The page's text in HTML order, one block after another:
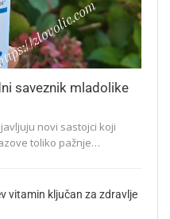
saveznik mladolike
novi sastojci koji
toliko pažnje…
vitamin ključan za zdravlje